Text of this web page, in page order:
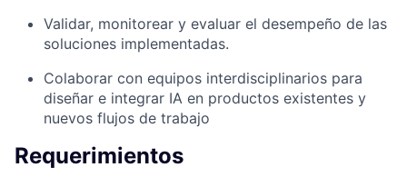
Validar, monitorear y evaluar el desempeño de las
soluciones implementadas.
Colaborar con equipos interdisciplinarios para
diseñar e integrar IA en productos existentes y
nuevos flujos de trabajo
Requerimientos